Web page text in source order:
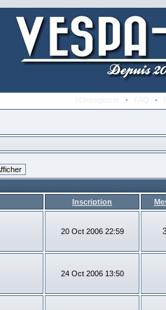
M’enregistrer • FAQ •
Inscription
20 Oct 2006 22:59
24 Oct 2006 13:50